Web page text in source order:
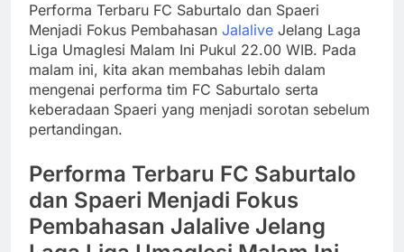
Performa Terbaru FC Saburtalo dan Spaeri
Menjadi Fokus Pembahasan Jalalive Jelang Laga
Liga Umaglesi Malam Ini Pukul 22.00 WIB. Pada
malam ini, kita akan membahas lebih dalam
mengenai performa tim FC Saburtalo serta
keberadaan Spaeri yang menjadi sorotan sebelum
pertandingan.
Performa Terbaru FC Saburtalo
dan Spaeri Menjadi Fokus
Pembahasan Jalalive Jelang